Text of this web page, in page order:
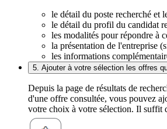
le détail du poste recherché et
le détail du profil du candidat
les modalités pour répondre à
la présentation de l'entreprise
les informations
5. Ajouter à votre sélection les offres
Depuis la page de résultats de
d'une offre consultée, vous pouvez
votre choix à votre sélection. Il suffit